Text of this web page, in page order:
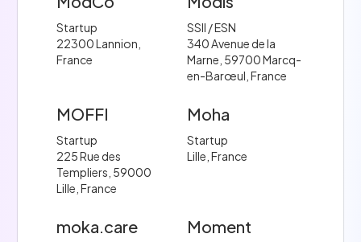
Startup
22300 Lannion,
France
SSII / ESN
340 Avenue de la
Marne, 59700 Marcq-
en-Barœul, France
MOFFI
Startup
225 Rue des
Templiers, 59000
Lille, France
Moha
Startup
Lille, France
moka.care Moment